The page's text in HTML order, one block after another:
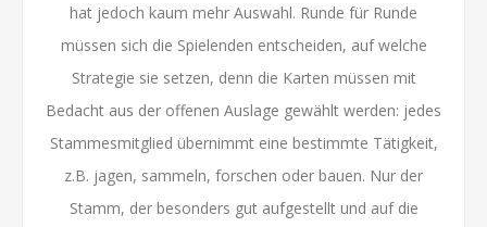
hat jedoch kaum mehr Auswahl. Runde für Runde
müssen sich die Spielenden entscheiden, auf welche
Strategie sie setzen, denn die Karten müssen mit
Bedacht aus der offenen Auslage gewählt werden: jedes
Stammesmitglied übernimmt eine bestimmte Tätigkeit,
z.B. jagen, sammeln, forschen oder bauen. Nur der
Stamm, der besonders gut aufgestellt und auf die